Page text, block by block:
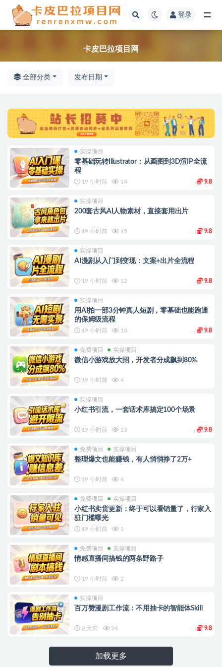
登录
卡皮巴拉项目网
全部分类 发布日期
实操项目
零基础玩转Illustrator：从画图到3D渲IP全流
程
19 小时前 14 9.8
实操项目
200套古风AI人物素材，直接套用出片
19 小时前 15 9.8
实操项目
AI漫剧从入门到变现：文案+出片全流程
19 小时前 12 9.8
实操项目
用AI拍一部3分钟真人短剧，零基础也能跑通
的保姆级流程
19 小时前 10 9.8
免费项目 实操项目
微信小游戏放大招，开发者分成飙到80%
19 小时前 4
实操项目
小红书引流，一套话术库搞定100个场景
19 小时前 13 9.8
免费项目 实操项目
整理爆文也能赚钱，有人悄悄挣了2万+
19 小时前 4
免费项目 实操项目
小红书卖货更新：终于可以看销量了，行家入
驻门槛曝光
19 小时前 1
免费项目 实操项目
情感直播间搞钱的两条野路子
19 小时前 2
实操项目
百万赞漫剧工作流：不用抽卡的智能体Skill
2 天前 24 9.8
加载更多
全部